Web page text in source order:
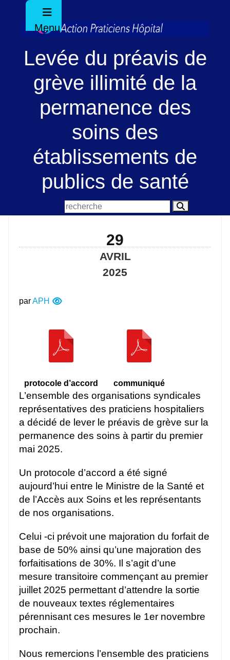
Menu
Levée du préavis de
grève illimité de la
permanence des
soins des
établissements de
publics de santé
29
AVRIL
2025
parAPH
protocole d’accord communiqué
L’ensemble des organisations syndicales
représentatives des praticiens hospitaliers
a décidé de lever le préavis de grève sur la
permanence des soins à partir du premier
mai 2025.
Un protocole d’accord a été signé
aujourd’hui entre le Ministre de la Santé et
de l’Accès aux Soins et les représentants
de nos organisations.
Celui -ci prévoit une majoration du forfait de
base de 50% ainsi qu’une majoration des
forfaitisations de 30%. Il s’agit d’une
mesure transitoire commençant au premier
juillet 2025 permettant d’attendre la sortie
de nouveaux textes réglementaires
pérennisant ces mesures le 1er novembre
prochain.
Nous remercions l’ensemble des praticiens